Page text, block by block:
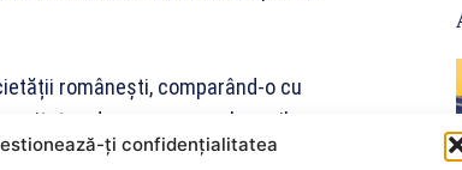
ți confidențialitatea
românești, comparând-o cu
de a se opune abuzurilor.